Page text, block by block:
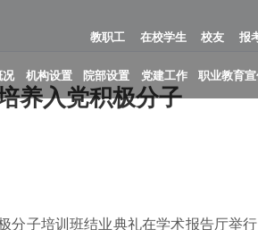
报
校友
在校学生
教职工
职业教育
党建工作
院部设置
机构设置
况
养入党积极分子
分子培训班结业典礼在学术报告厅举